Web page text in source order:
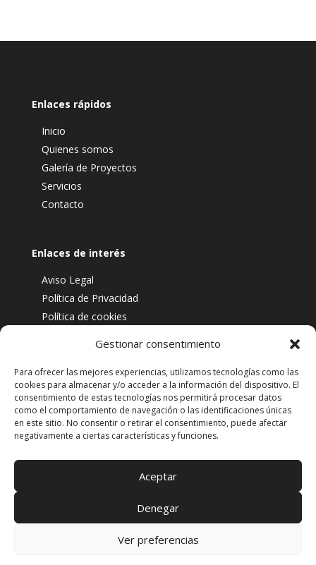
Gestionar consentimiento
Para ofrecer las mejores experiencias, utilizamos tecnologías como las
cookies para almacenar y/o acceder a la información del dispositivo. El
consentimiento de estas tecnologías nos permitirá procesar datos
como el comportamiento de navegación o las identificaciones únicas
en este sitio. No consentir o retirar el consentimiento, puede afectar
negativamente a ciertas características y funciones.
Aceptar
Denegar
Ver preferencias
Enlaces rápidos
Inicio
Quienes somos
Galería de Proyectos
Servicios
Contacto
Enlaces de interés
Aviso Legal
Política de Privacidad
Política de cookies
Datos de contacto
Avenida Principal, 15310 Curtis, A Coruña
info@dilaucaminos.es
658 63 92 30
©2025 – DILAUCAMIÑOS – Diseño y